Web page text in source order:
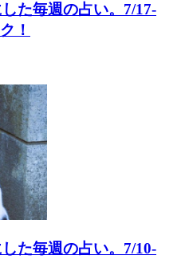
た毎週の占い。7/17-
！
た毎週の占い。7/10-